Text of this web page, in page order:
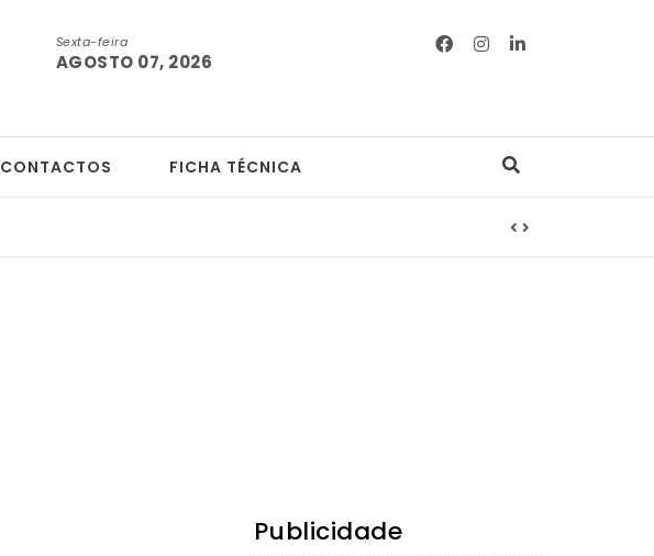
Sexta-feira
AGOSTO 07, 2026
CONTACTOS FICHA TÉCNICA
Publicidade